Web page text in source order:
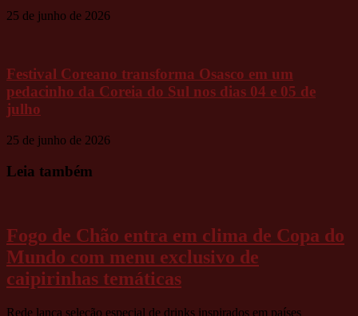
25 de junho de 2026
Festival Coreano transforma Osasco em um
pedacinho da Coreia do Sul nos dias 04 e 05 de
julho
25 de junho de 2026
Leia também
Fogo de Chão entra em clima de Copa do
Mundo com menu exclusivo de
caipirinhas temáticas
Rede lança seleção especial de drinks inspirados em países